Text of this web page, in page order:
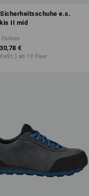
S7
e.s.
II mid
Farben
€
ab 10 Paar